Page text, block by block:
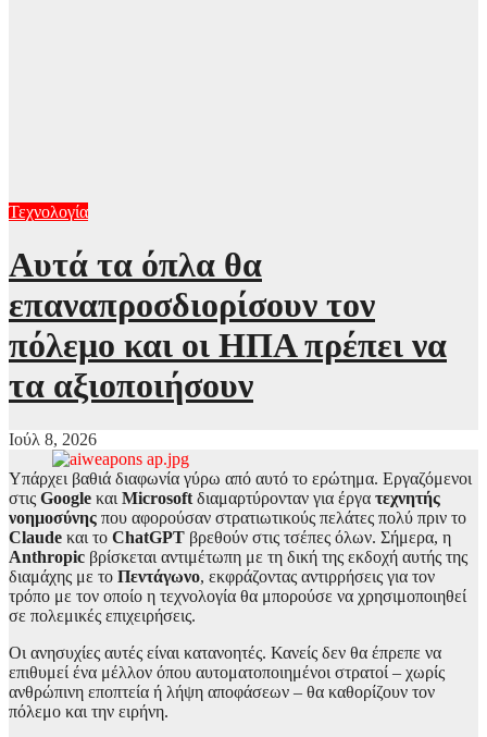
Τεχνολογία
Αυτά τα όπλα θα
επαναπροσδιορίσουν τον
πόλεμο και οι ΗΠΑ πρέπει να
τα αξιοποιήσουν
Ιούλ 8, 2026
Υπάρχει βαθιά διαφωνία γύρω από αυτό το ερώτημα. Εργαζόμενοι
στις Google και Microsoft διαμαρτύρονταν για έργα τεχνητής
νοημοσύνης που αφορούσαν στρατιωτικούς πελάτες πολύ πριν το
Claude και το ChatGPT βρεθούν στις τσέπες όλων. Σήμερα, η
Anthropic βρίσκεται αντιμέτωπη με τη δική της εκδοχή αυτής της
διαμάχης με το Πεντάγωνο, εκφράζοντας αντιρρήσεις για τον
τρόπο με τον οποίο η τεχνολογία θα μπορούσε να χρησιμοποιηθεί
σε πολεμικές επιχειρήσεις.
Οι ανησυχίες αυτές είναι κατανοητές. Κανείς δεν θα έπρεπε να
επιθυμεί ένα μέλλον όπου αυτοματοποιημένοι στρατοί – χωρίς
ανθρώπινη εποπτεία ή λήψη αποφάσεων – θα καθορίζουν τον
πόλεμο και την ειρήνη.